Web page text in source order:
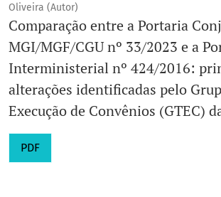
Oliveira (Autor)
Comparação entre a Portaria
MGI/MGF/CGU nº 33/2023 e a
Interministerial nº 424/2016:
alterações identificadas pelo
Execução de Convênios (GTEC)
PDF